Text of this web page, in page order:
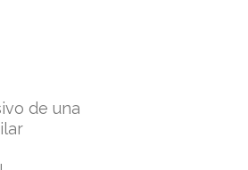
de una